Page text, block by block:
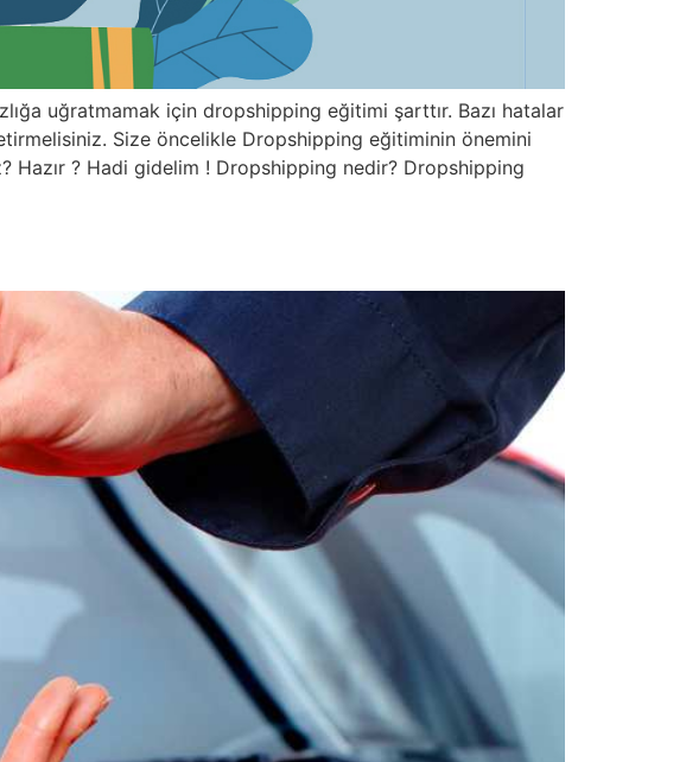
uğratmamak için dropshipping eğitimi şarttır. Bazı hatalar
Size öncelikle Dropshipping eğitiminin önemini
Hazır ? Hadi gidelim ! Dropshipping nedir? Dropshipping